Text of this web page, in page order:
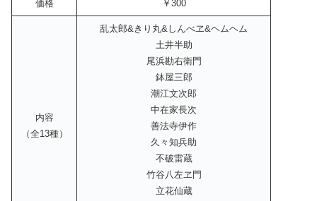
価格 ￥300
内容
（全13種）
乱太郎&きり丸&しんべヱ&ヘムヘム
土井半助
尾浜勘右衛門
鉢屋三郎
潮江文次郎
中在家長次
善法寺伊作
久々知兵助
不破雷蔵
竹谷八左ヱ門
立花仙蔵